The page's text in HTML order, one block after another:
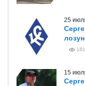
25
15